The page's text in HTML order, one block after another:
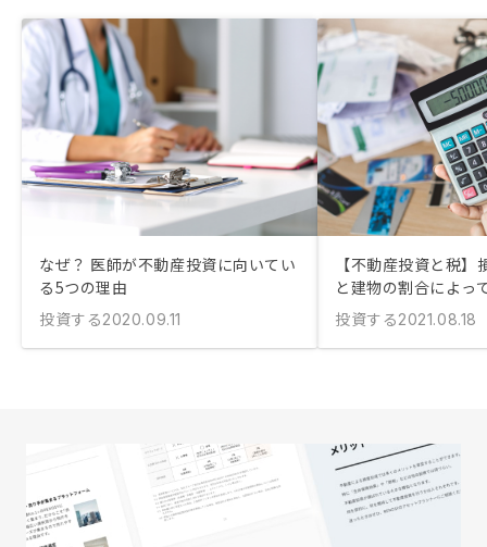
なぜ？ 医師が不動産投資に向いてい
る5つの理由
投資する2020.09.11
【不動産投資と税
と建物の割合によっ
投資する2021.08.18